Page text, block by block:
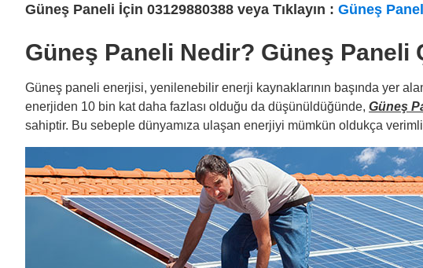
Güneş Paneli İçin 03129880388 veya Tıklayın : Güneş
Güneş Paneli Nedir? Güneş Paneli
Güneş paneli enerjisi, yenilenebilir enerji kaynaklarının başında yer alan
enerjiden 10 bin kat daha fazlası olduğu da düşünüldüğünde, Güneş
sahiptir. Bu sebeple dünyamıza ulaşan enerjiyi mümkün oldukça